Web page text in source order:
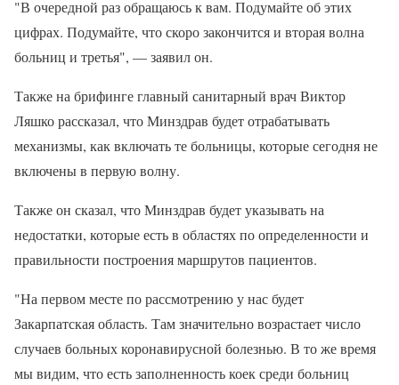
"В очередной раз обращаюсь к вам. Подумайте об этих
цифрах. Подумайте, что скоро закончится и вторая волна
больниц и третья", — заявил он.
Также на брифинге главный санитарный врач Виктор
Ляшко рассказал, что Минздрав будет отрабатывать
механизмы, как включать те больницы, которые сегодня не
включены в первую волну.
Также он сказал, что Минздрав будет указывать на
недостатки, которые есть в областях по определенности и
правильности построения маршрутов пациентов.
"На первом месте по рассмотрению у нас будет
Закарпатская область. Там значительно возрастает число
случаев больных коронавирусной болезнью. В то же время
мы видим, что есть заполненность коек среди больниц